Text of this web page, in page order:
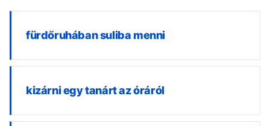
fürdőruhában suliba menni
kizárni egy tanárt az óráról